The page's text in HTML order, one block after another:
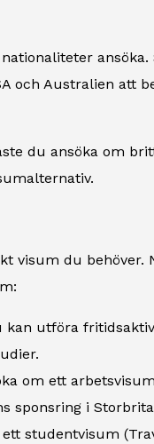
ansöka.
och Australien att
du ansöka om
visum du behöver.
utföra
om ett
sponsring i
studentvisum